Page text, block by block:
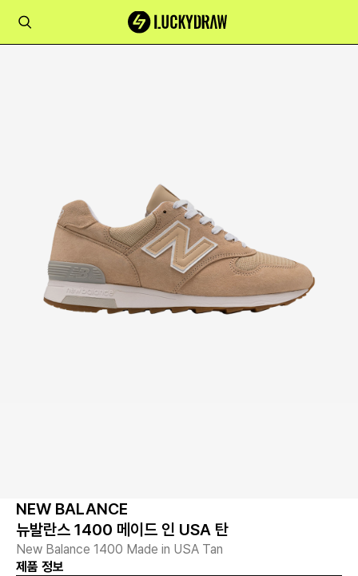
NEW BALANCE
뉴발란스 1400 메이드 인 USA 탄
New Balance 1400 Made in USA Tan
제품 정보